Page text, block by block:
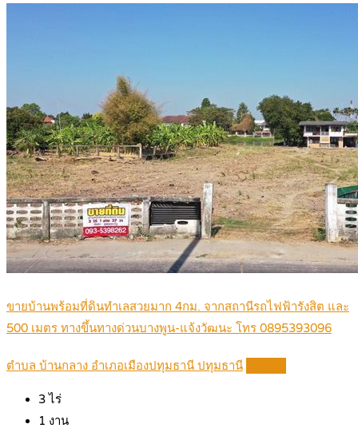
ขายบ้านพร้อมที่ดินทำเลสวยมาก 4กม. จากสถานีรถไฟฟ้ารังสิต และ
500 เมตร ทางขึ้นทางด่วนบางพูน-แจ้งวัฒนะ โทร 0895393096
ตำบล บ้านกลาง อำเภอเมืองปทุมธานี ปทุมธานี
3 ไร่
1 งาน